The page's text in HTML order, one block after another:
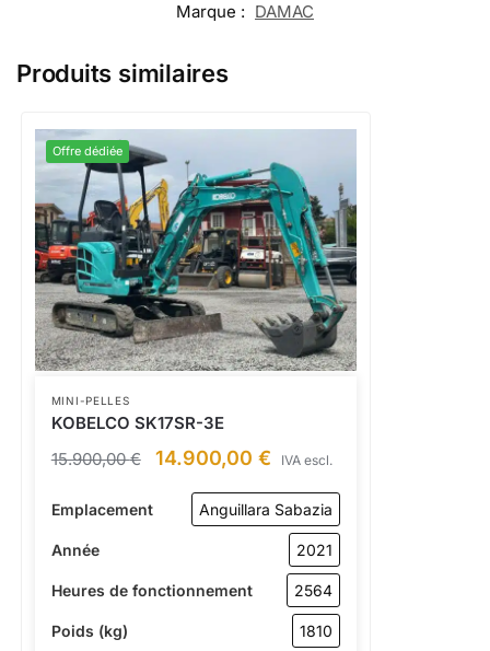
Marque : DAMAC
Produits similaires
Offre dédiée
MINI-PELLES
KOBELCO SK17SR-3E
15.900,00€ 14.900,00 € IVA escl.
Emplacement Anguillara Sabazia
Année 2021
Heures de fonctionnement 2564
Poids (kg) 1810